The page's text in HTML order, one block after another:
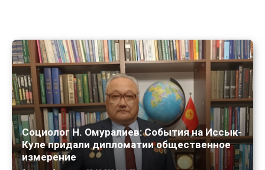
Социолог Н. Омуралиев: События на Иссык-
Куле придали дипломатии общественное
измерение